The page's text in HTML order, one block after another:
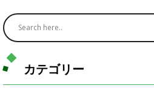
カテゴリー